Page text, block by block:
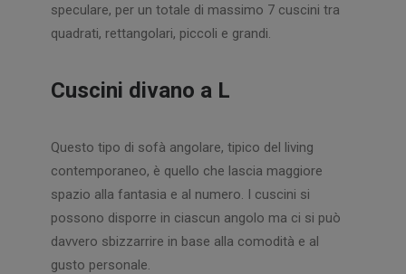
speculare, per un totale di massimo 7 cuscini tra
quadrati, rettangolari, piccoli e grandi.
Cuscini divano a L
Questo tipo di sofà angolare, tipico del living
contemporaneo, è quello che lascia maggiore
spazio alla fantasia e al numero. I cuscini si
possono disporre in ciascun angolo ma ci si può
davvero sbizzarrire in base alla comodità e al
gusto personale.